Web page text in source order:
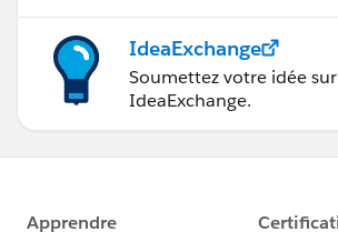
IdeaExchange
Soumettez votre idée sur
IdeaExchange.